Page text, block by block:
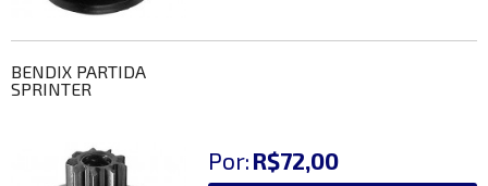
BENDIX PARTIDA
SPRINTER
Por: R$72,00